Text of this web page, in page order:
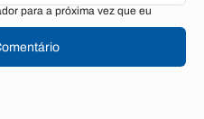
para a próxima vez que eu